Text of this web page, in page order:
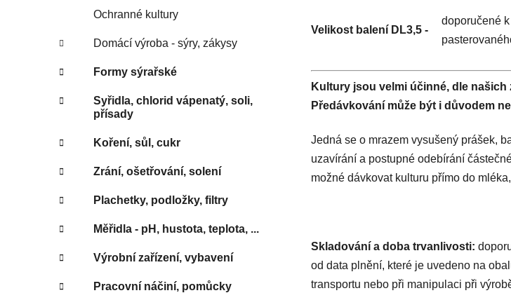
Ochranné kultury
Domácí výroba - sýry, zákysy
Formy sýrařské
Syřidla, chlorid vápenatý, soli,
přísady
Koření, sůl, cukr
Zrání, ošetřování, solení
Plachetky, podložky, filtry
Měřidla - pH, hustota, teplota, ...
Výrobní zařízení, vybavení
Pracovní náčiní, pomůcky
Velikost balení DL3,5 -
doporučené
Kultury jsou velmi účinné, dle
Předávkování může být i důvodem
Jedná se o mrazem vysušený prášek,
uzavírání a postupné odebírání
možné dávkovat kulturu přímo do
Skladování a doba trvanlivosti:
od data plnění, které je uvedeno na
transportu nebo při manipulaci při